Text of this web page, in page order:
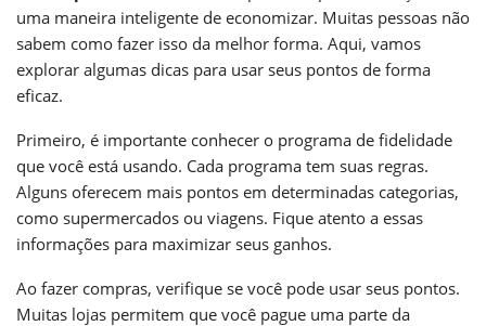
uma maneira inteligente de economizar. Muitas pessoas não
sabem como fazer isso da melhor forma. Aqui, vamos
explorar algumas dicas para usar seus pontos de forma
eficaz.
Primeiro, é importante conhecer o programa de fidelidade
que você está usando. Cada programa tem suas regras.
Alguns oferecem mais pontos em determinadas categorias,
como supermercados ou viagens. Fique atento a essas
informações para maximizar seus ganhos.
Ao fazer compras, verifique se você pode usar seus pontos.
Muitas lojas permitem que você pague uma parte da